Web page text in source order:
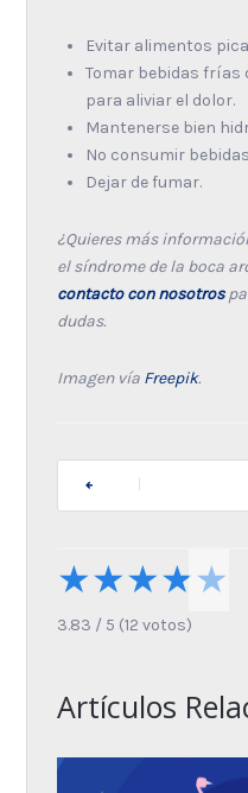
Evitar alimentos
Tomar bebidas frías
para aliviar el dolor.
Mantenerse bien
No consumir
Dejar de fumar.
¿Quieres más
el síndrome de la boca
contacto con nosotros
dudas.
Imagen vía Freepik.
★★★★★
3.83 / 5 (12 votos)
Artículos